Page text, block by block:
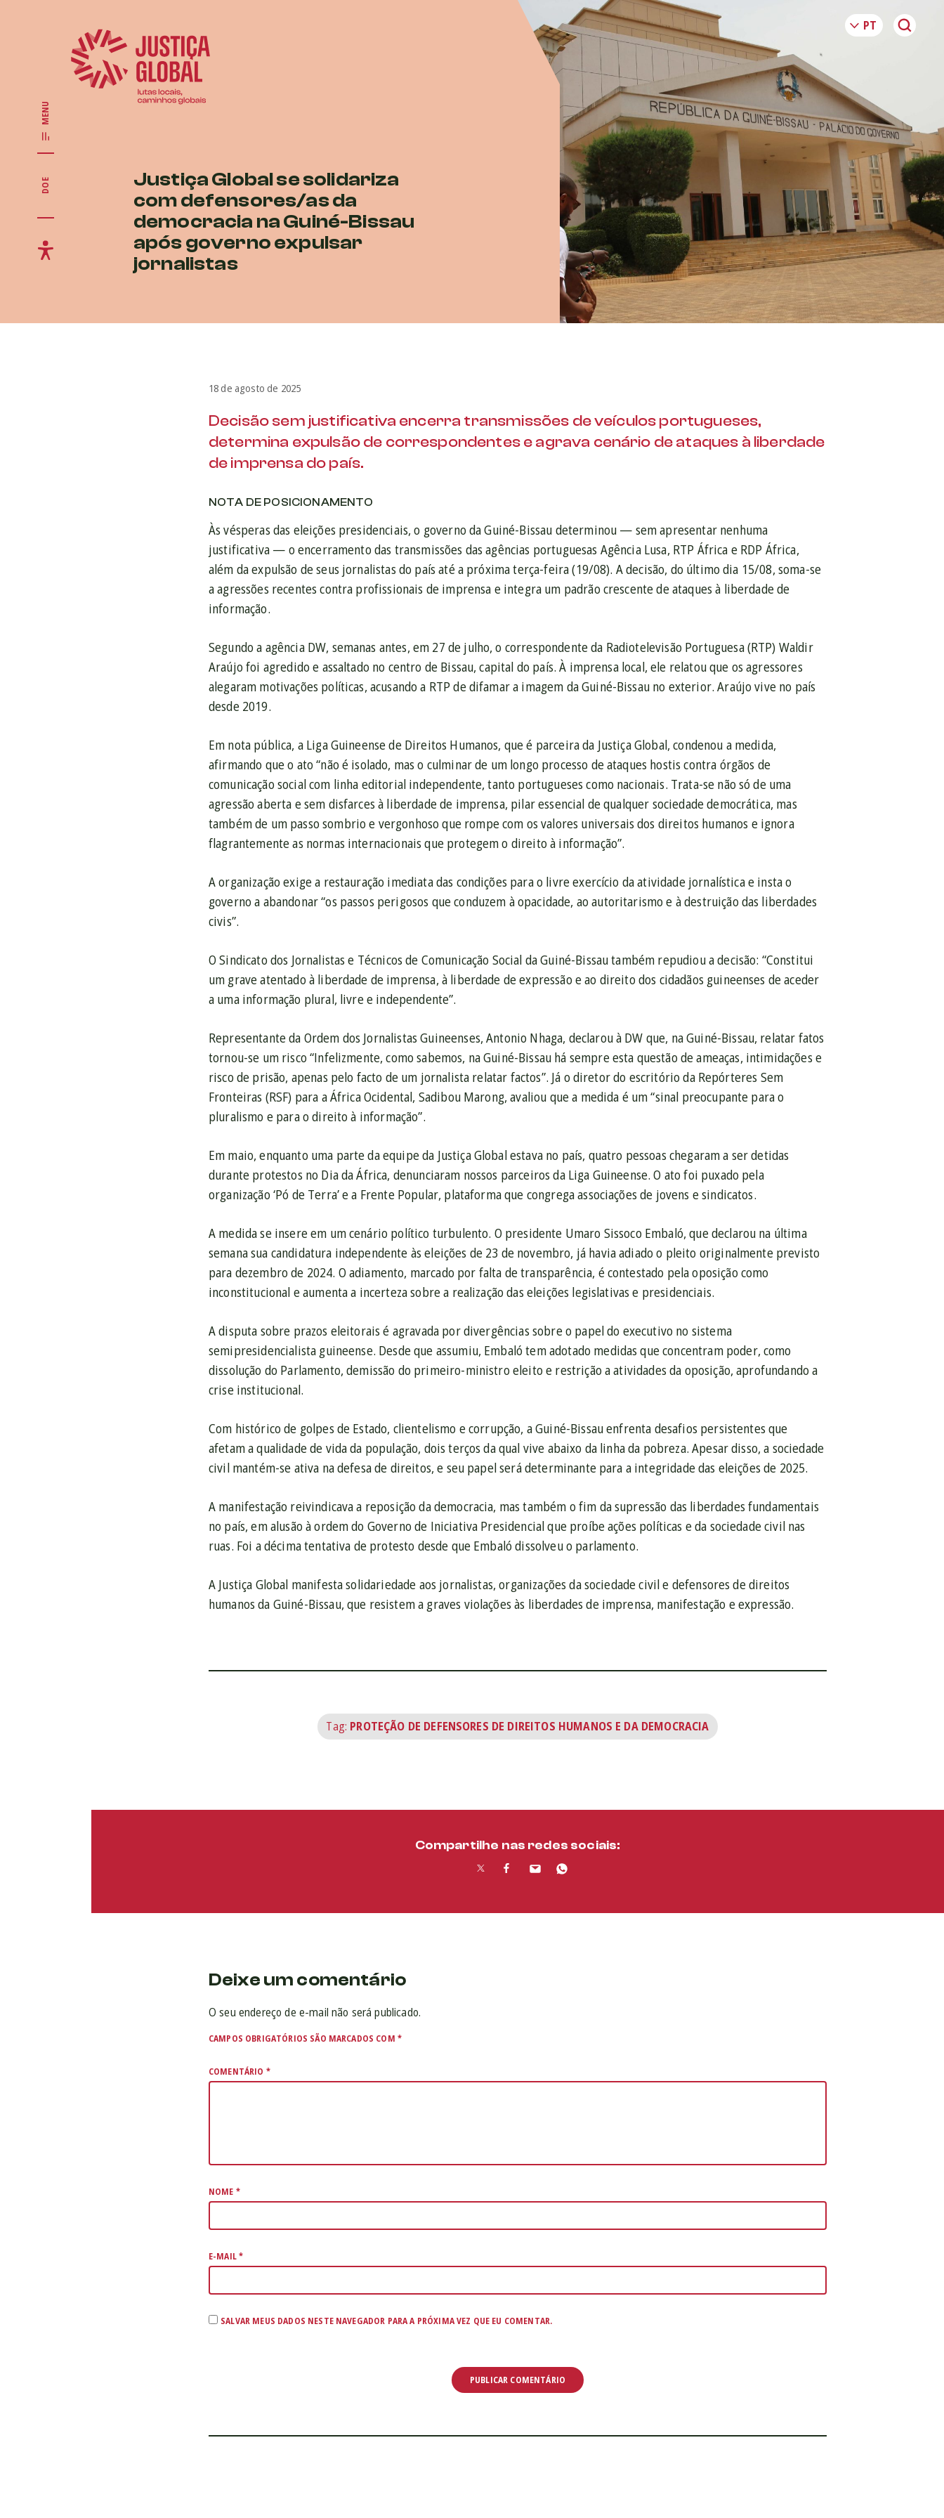
MENU
DOE
Justiça Global se solidariza
com defensores/as da
democracia na Guiné-Bissau
após governo expulsar
jornalistas
18 de agosto de 2025
Decisão sem justificativa encerra transmissões de veículos portugueses,
determina expulsão de correspondentes e agrava cenário de ataques à liberdade
de imprensa do país.
NOTA DE POSICIONAMENTO
Às vésperas das eleições presidenciais, o governo da Guiné-Bissau determinou — sem apresentar nenhuma
justificativa — o encerramento das transmissões das agências portuguesas Agência Lusa, RTP África e RDP África,
além da expulsão de seus jornalistas do país até a próxima terça-feira (19/08). A decisão, do último dia 15/08, soma-se
a agressões recentes contra profissionais de imprensa e integra um padrão crescente de ataques à liberdade de
informação.
Segundo a agência DW, semanas antes, em 27 de julho, o correspondente da Radiotelevisão Portuguesa (RTP) Waldir
Araújo foi agredido e assaltado no centro de Bissau, capital do país. À imprensa local, ele relatou que os agressores
alegaram motivações políticas, acusando a RTP de difamar a imagem da Guiné-Bissau no exterior. Araújo vive no país
desde 2019.
Em nota pública, a Liga Guineense de Direitos Humanos, que é parceira da Justiça Global, condenou a medida,
afirmando que o ato “não é isolado, mas o culminar de um longo processo de ataques hostis contra órgãos de
comunicação social com linha editorial independente, tanto portugueses como nacionais. Trata-se não só de uma
agressão aberta e sem disfarces à liberdade de imprensa, pilar essencial de qualquer sociedade democrática, mas
também de um passo sombrio e vergonhoso que rompe com os valores universais dos direitos humanos e ignora
flagrantemente as normas internacionais que protegem o direito à informação”.
A organização exige a restauração imediata das condições para o livre exercício da atividade jornalística e insta o
governo a abandonar “os passos perigosos que conduzem à opacidade, ao autoritarismo e à destruição das liberdades
civis”.
O Sindicato dos Jornalistas e Técnicos de Comunicação Social da Guiné-Bissau também repudiou a decisão: “Constitui
um grave atentado à liberdade de imprensa, à liberdade de expressão e ao direito dos cidadãos guineenses de aceder
a uma informação plural, livre e independente”.
Representante da Ordem dos Jornalistas Guineenses, Antonio Nhaga, declarou à DW que, na Guiné-Bissau, relatar fatos
tornou-se um risco “Infelizmente, como sabemos, na Guiné-Bissau há sempre esta questão de ameaças, intimidações e
risco de prisão, apenas pelo facto de um jornalista relatar factos”. Já o diretor do escritório da Repórteres Sem
Fronteiras (RSF) para a África Ocidental, Sadibou Marong, avaliou que a medida é um “sinal preocupante para o
pluralismo e para o direito à informação”.
Em maio, enquanto uma parte da equipe da Justiça Global estava no país, quatro pessoas chegaram a ser detidas
durante protestos no Dia da África, denunciaram nossos parceiros da Liga Guineense. O ato foi puxado pela
organização ‘Pó de Terra’ e a Frente Popular, plataforma que congrega associações de jovens e sindicatos.
A medida se insere em um cenário político turbulento. O presidente Umaro Sissoco Embaló, que declarou na última
semana sua candidatura independente às eleições de 23 de novembro, já havia adiado o pleito originalmente previsto
para dezembro de 2024. O adiamento, marcado por falta de transparência, é contestado pela oposição como
inconstitucional e aumenta a incerteza sobre a realização das eleições legislativas e presidenciais.
A disputa sobre prazos eleitorais é agravada por divergências sobre o papel do executivo no sistema
semipresidencialista guineense. Desde que assumiu, Embaló tem adotado medidas que concentram poder, como
dissolução do Parlamento, demissão do primeiro-ministro eleito e restrição a atividades da oposição, aprofundando a
crise institucional.
Com histórico de golpes de Estado, clientelismo e corrupção, a Guiné-Bissau enfrenta desafios persistentes que
afetam a qualidade de vida da população, dois terços da qual vive abaixo da linha da pobreza. Apesar disso, a sociedade
civil mantém-se ativa na defesa de direitos, e seu papel será determinante para a integridade das eleições de 2025.
A manifestação reivindicava a reposição da democracia, mas também o fim da supressão das liberdades fundamentais
no país, em alusão à ordem do Governo de Iniciativa Presidencial que proíbe ações políticas e da sociedade civil nas
ruas. Foi a décima tentativa de protesto desde que Embaló dissolveu o parlamento.
A Justiça Global manifesta solidariedade aos jornalistas, organizações da sociedade civil e defensores de direitos
humanos da Guiné-Bissau, que resistem a graves violações às liberdades de imprensa, manifestação e expressão.
Tag: PROTEÇÃO DE DEFENSORES DE DIREITOS HUMANOS E DA DEMOCRACIA
Compartilhe nas redes sociais:
Deixe um comentário
O seu endereço de e-mail não será publicado.
CAMPOS OBRIGATÓRIOS SÃO MARCADOS COM *
COMENTÁRIO *
NOME *
E-MAIL*
SALVAR MEUS DADOS NESTE NAVEGADOR PARA A PRÓXIMA VEZ QUE EU COMENTAR.